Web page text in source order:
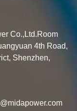
Co.,Ltd.Room
4th Road,
Shenzhen,